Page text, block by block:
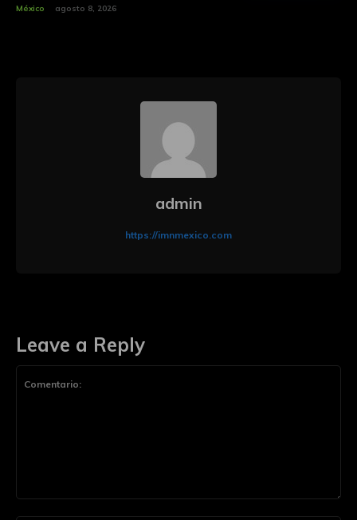
México agosto 8, 2026
Leave a Reply
admin
https://imnmexico.com